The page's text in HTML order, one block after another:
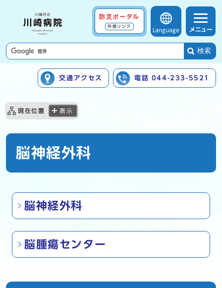
防災ポータル
外部リンク
Language メニュー
検索
交通アクセス 電話 044-233-5521
現在位置 表示
脳神経外科
脳神経外科
脳腫瘍センター